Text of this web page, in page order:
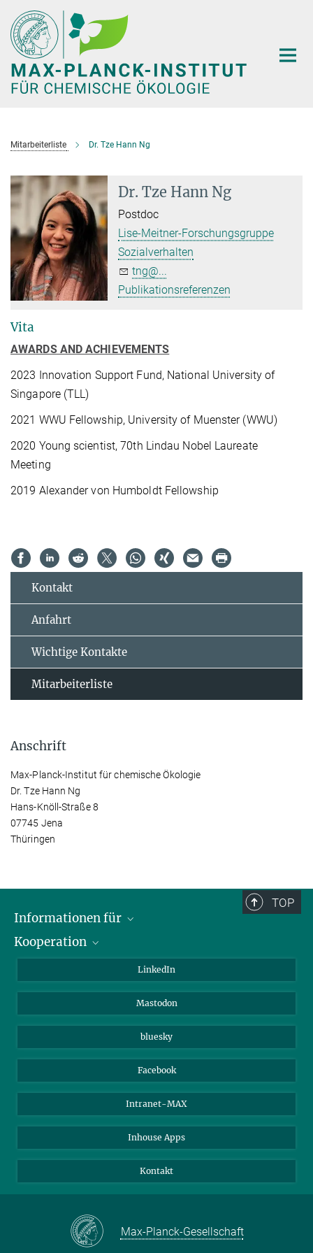
Hauptinhalt
Mitarbeiterliste Dr. Tze Hann Ng
Dr. Tze Hann Ng
Postdoc
Lise-Meitner-Forschungsgruppe
Sozialverhalten
tng@...
Publikationsreferenzen
Vita
AWARDS AND ACHIEVEMENTS
2023 Innovation Support Fund, National University of
Singapore (TLL)
2021 WWU Fellowship, University of Muenster (WWU)
2020 Young scientist, 70th Lindau Nobel Laureate
Meeting
2019 Alexander von Humboldt Fellowship
Kontakt
Anfahrt
Wichtige Kontakte
Mitarbeiterliste
Anschrift
Max-Planck-Institut für chemische Ökologie
Dr. Tze Hann Ng
Hans-Knöll-Straße 8
07745 Jena
Thüringen
TOP
Informationen für
Journalisten
Kooperation
Beutenberg Campus e.V.
LinkedIn
Mastodon
bluesky
Facebook
Intranet-MAX
Inhouse Apps
Kontakt
Max-Planck-Gesellschaft